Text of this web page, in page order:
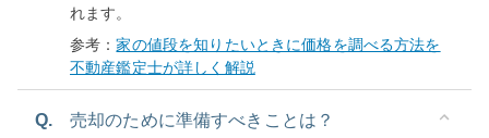
れます。
参考：家の値段を知りたいときに価格を調べる方法を
不動産鑑定士が詳しく解説
Q. 売却のために準備すべきことは？